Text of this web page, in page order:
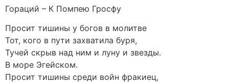
Гораций – К Помпею Гросфу
Просит тишины у богов в молитве
Тот, кого в пути захватила буря,
Тучей скрыв над ним и луну и звезды.
В море Эгейском.
Просит тишины среди войн фракиец,